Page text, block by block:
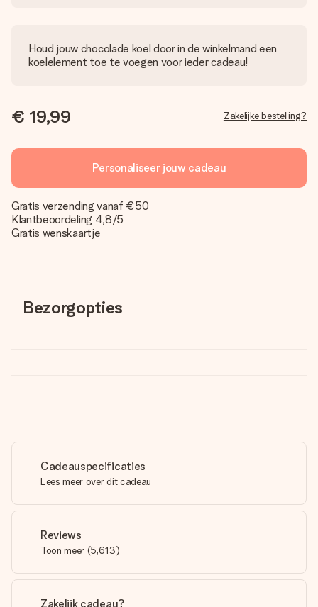
Houd jouw chocolade koel door in de winkelmand een
koelelement toe te voegen voor ieder cadeau!
€ 19,99 Zakelijke bestelling?
Personaliseer jouw cadeau
Gratis verzending vanaf €50
Klantbeoordeling 4,8/5
Gratis wenskaartje
Bezorgopties
Cadeauspecificaties
Lees meer over dit cadeau
Reviews
Toon meer (5,613)
Zakelijk cadeau?